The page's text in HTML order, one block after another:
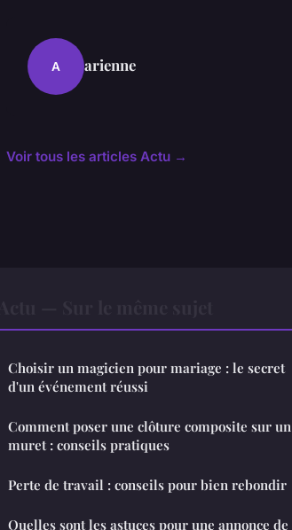
A arienne
Voir tous les articles Actu →
Choisir un magicien pour mariage : le secret
d'un événement réussi
Comment poser une clôture composite sur un
muret : conseils pratiques
Perte de travail : conseils pour bien rebondir
Quelles sont les astuces pour une annonce de